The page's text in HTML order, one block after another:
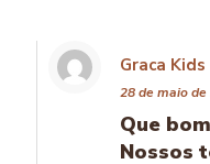
Graca Kids
28 de maio
Que
Nossos